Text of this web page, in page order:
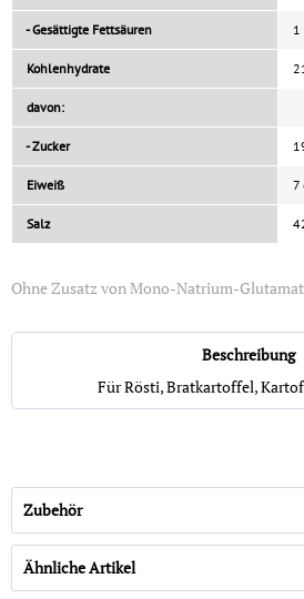
- Gesättigte Fettsäuren 1
Kohlenhydrate
davon:
- Zucker
Eiweiß 7
Salz
Ohne Zusatz von Mono-Natrium-
Beschreibung
Für Rösti, Bratkartoffel,
Zubehör
Ähnliche Artikel